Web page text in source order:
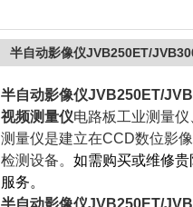
半自动影像仪JVB250ET/
半自动影像仪JVB250ET/
视频测量仪电路板工业测量
测量仪是建立在CCD数位影
检测设备。 如需购买或维修
服务。
半自动影像仪JVB250ET/